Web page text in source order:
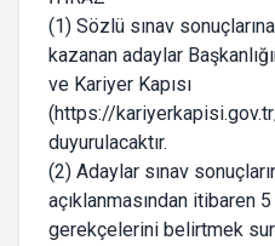
(1) Sözlü sınav
kazanan adaylar
ve Kariyer Kapısı
(https://
duyurulacaktır.
(2) Adaylar sınav
açıklanmasından itibaren
gerekçelerini belirtmek